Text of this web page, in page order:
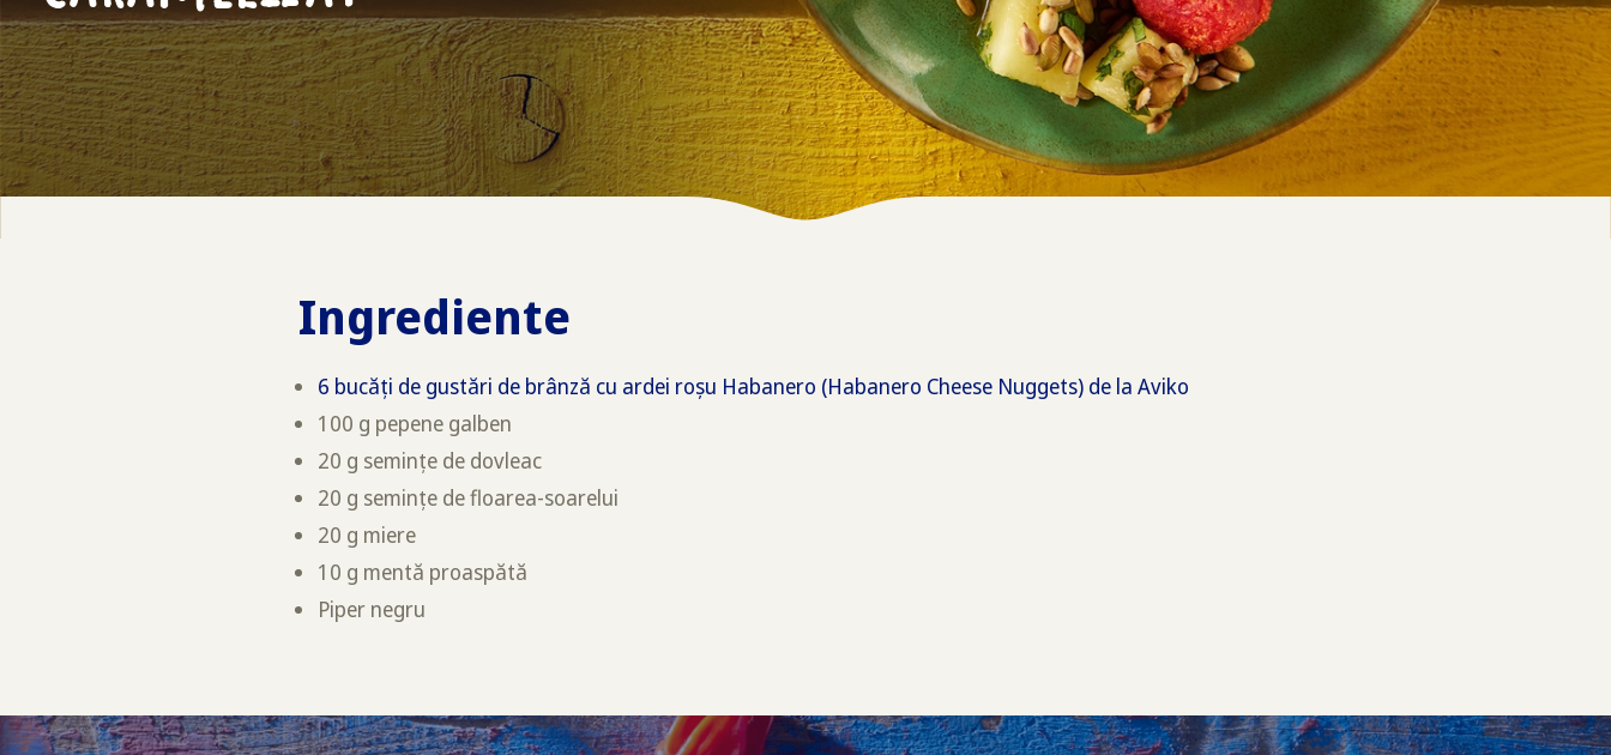
Ingrediente
6 bucăți de gustări de brânză cu ardei roșu Habanero (Habanero Cheese Nuggets) de la Aviko
100 g pepene galben
20 g semințe de dovleac
20 g semințe de floarea-soarelui
20 g miere
10 g mentă proaspătă
Piper negru